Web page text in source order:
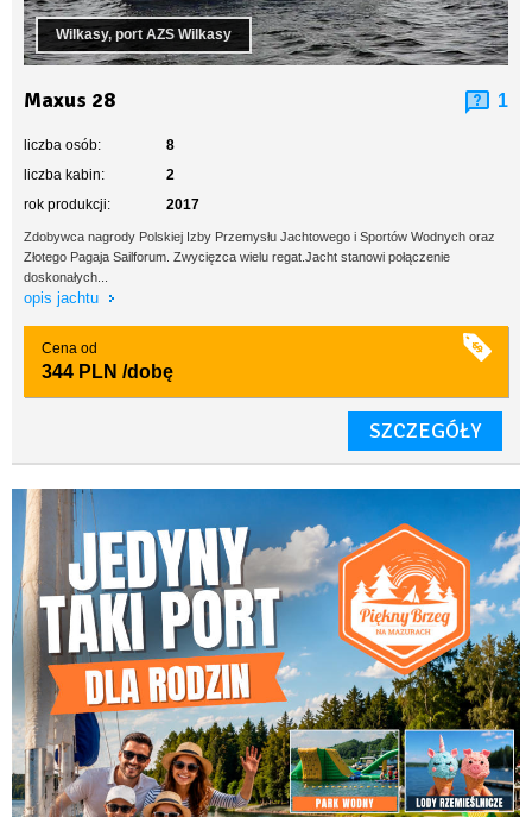
Wilkasy, port AZS Wilkasy
Maxus 28 1
liczba osób:
8
liczba kabin:
2
rok produkcji:
2017
Zdobywca nagrody Polskiej Izby Przemysłu Jachtowego i Sportów Wodnych oraz
Złotego Pagaja Sailforum. Zwycięzca wielu regat.Jacht stanowi połączenie
doskonałych...
opis jachtu
Cena od
344 PLN /dobę
SZCZEGÓŁY